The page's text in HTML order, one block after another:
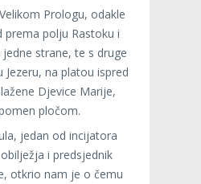
Prologu, odakle
prema polju Rastoku i
strane, te s druge
na platou ispred
Djevice Marije,
pločom.
jedan od incijatora
i predsjednik
otkrio nam je o čemu